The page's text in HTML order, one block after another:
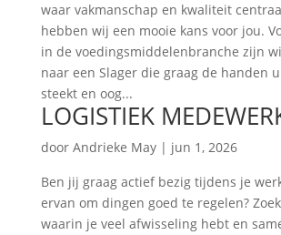
waar vakmanschap en kwaliteit
hebben wij een mooie kans voor jou.
in de voedingsmiddelenbranche zijn
naar een Slager die graag de handen
steekt en oog...
LOGISTIEK
door Andrieke May| jun 1, 2026
Ben jij graag actief bezig tijdens je
ervan om dingen goed te regelen?
waarin je veel afwisseling hebt en